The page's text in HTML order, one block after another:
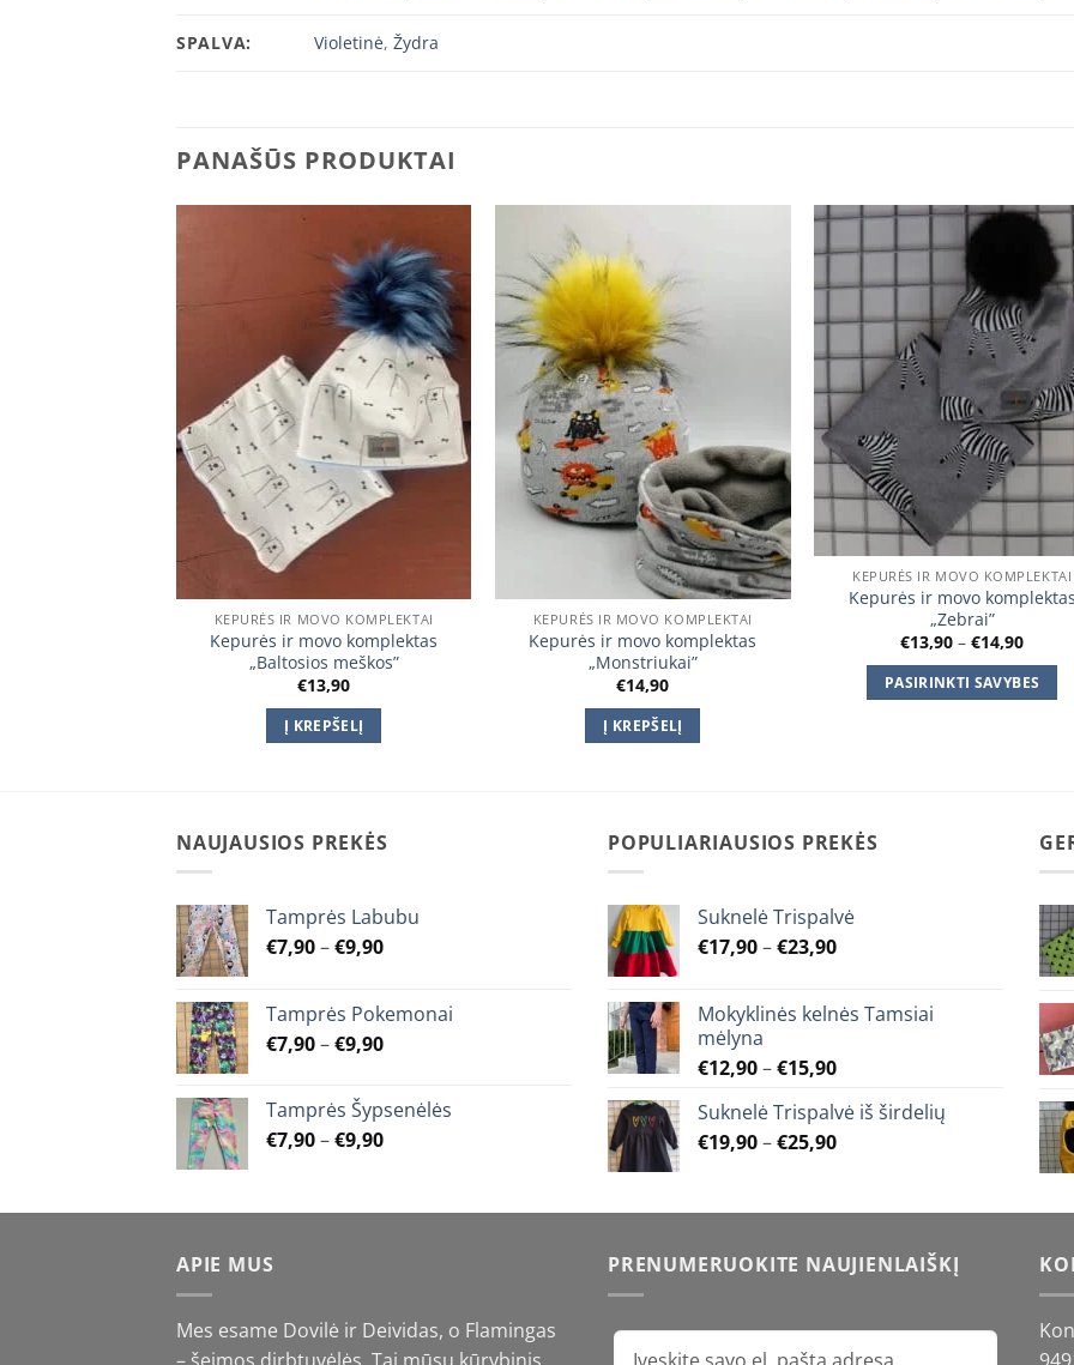
SPALVA: Violetinė,Žydra
PANAŠŪS PRODUKTAI
Add to
wishlist
KEPURĖS IR MOVO KOMPLEKTAI
Kepurės ir movo komplektas
„Baltosios meškos”
€13,90
Į KREPŠELĮ
KEPURĖS IR MOVO KOMPLEKTAI
Kepurės ir movo komplektas
„Monstriukai”
€14,90
Į KREPŠELĮ
KEPURĖS IR MOVO KOMPLEKTAI
Kepurės ir movo
„Zebrai”
€13,90 – €14,90Price
PASIRINKTI SAVYBES
NAUJAUSIOS PREKĖS
Tamprės Labubu
€7,90–€9,90Price
through
€9,90
Tamprės Pokemonai
€7,90–€9,90Price
through
€9,90
Tamprės Šypsenėlės
€7,90–€9,90Price
through
POPULIARIAUSIOS PREKĖS
Suknelė Trispalvė
€17,90–€23,90Price
through
Mokyklinės kelnės Tamsiai
mėlyna
€12,90–€15,90Price
€12,90
through
Suknelė Trispalvė iš širdelių
€19,90–€25,90Price
through
APIE MUS
Mes esame Dovilė ir Deividas, o Flamingas
– šeimos dirbtuvėlės. Tai mūsų kūrybinis
PRENUMERUOKITE NAUJIENLAIŠKĮ